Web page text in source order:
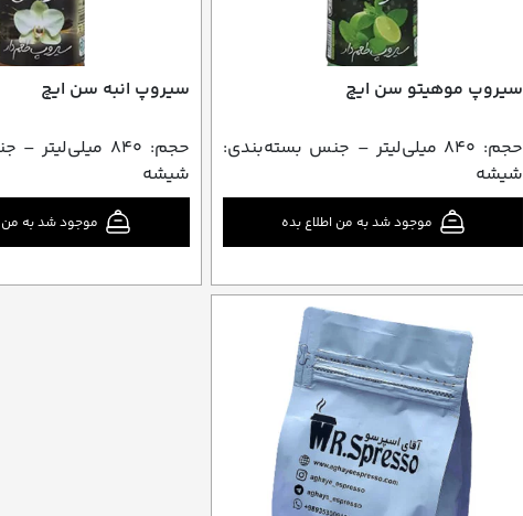
سیروپ موهیتو سن ایچ
حجم: ۸۴۰ میلی‌لیتر – جنس بسته‌بندی:
شیشه
موجود شد به من اطلاع بده
سیروپ انبه سن ایچ
حجم: ۸۴۰
شیشه
موجود شد به من